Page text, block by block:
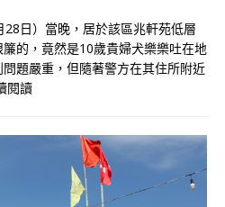
日）當晚，居於該區兆軒苑低層
的，竟然是10歲貴婦犬樂樂吐在地
問題嚴重，但隨著警方在其住所附近
閱讀